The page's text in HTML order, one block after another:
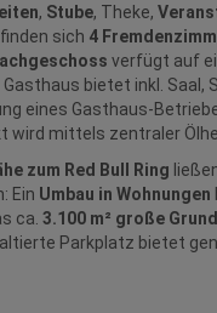
, Stube, Theke,
sich 4
verfügt auf
Gasthaus bietet inkl. Saal,
eines Gasthaus-
wird mittels zentraler
zum Red Bull Ring
Ein Umbau in Wohnungen
ca. 3.100 m² große
Parkplatz bietet